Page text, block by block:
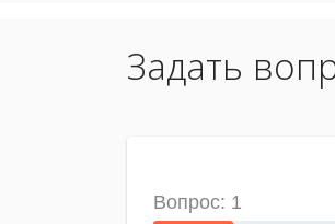
Задать